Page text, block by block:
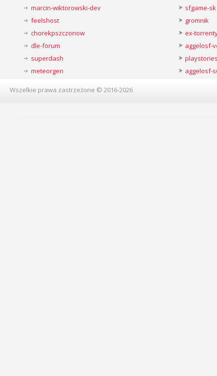
marcin-wiktorowski-dev
feelshost
chorekpszczonow
dle-forum
superdash
meteorgen
sfgame-sk
gromnik
ex-
aggelosf-
aggelosf-
Wszelkie prawa zastrzeżone © 2016-2026